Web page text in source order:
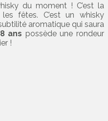
du moment ! C’est la
fêtes. C’est un whisky
aromatique qui saura
ans possède une rondeur
!